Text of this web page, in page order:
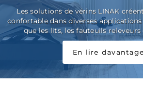
Les solutions de vérins LINAK
confortable dans diverses
que les lits, les fauteuils releveurs
En lire davantage